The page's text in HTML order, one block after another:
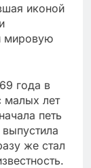
иконой
мировую
года в
малых лет
петь
же стал